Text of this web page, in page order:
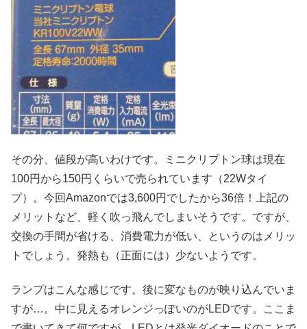
その分、値段が高いわけです。ミニクリプトン球は現在
100円から150円くらいで売られています（22Wタイ
プ）。今回Amazonでは3,600円でしたから36倍！上記の
メリットなど、軽く吹っ飛んでしまいそうです。ですが、
交換の手間が省ける、消費電力が低い、というのはメリッ
トでしょう。発熱も（正面には）少ないようです。
ランプはこんな感じです。後に変なものが映り込んでいま
すが…。中に見えるオレンジっぽいのがLEDです。ここま